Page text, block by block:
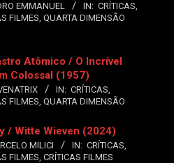
EMMANUEL IN: CRÍTICAS,
FILMES, QUARTA DIMENSÃO
Atômico / O Incrível
Colossal (1957)
IN: CRÍTICAS,
FILMES, QUARTA DIMENSÃO
/ Witte Wieven (2024)
MILICI IN: CRÍTICAS,
FILMES, CRÍTICAS FILMES